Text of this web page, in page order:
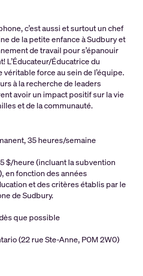
c’est aussi et surtout un chef
de la petite enfance à Sudbury et
de travail pour s’épanouir
L’Éducateur/Éducatrice du
véritable force au sein de l’équipe.
à la recherche de leaders
avoir un impact positif sur la vie
et de la communauté.
35 heures/semaine
$/heure (incluant la subvention
en fonction des années
et des critères établis par le
de Sudbury.
que possible
(22 rue Ste-Anne, P0M 2W0)